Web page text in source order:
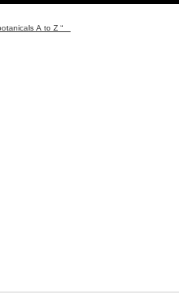
PRINTS PLANTSポスター “modern interior botanicals A to Z “